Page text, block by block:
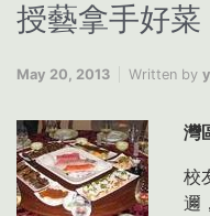
授藝拿手好
May 20, 2013 Written by
灣
校
邇